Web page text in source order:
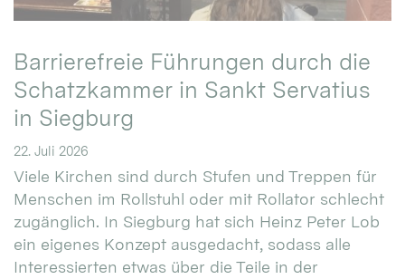
Barrierefreie Führungen durch die
Schatzkammer in Sankt Servatius
in Siegburg
22. Juli 2026
Viele Kirchen sind durch Stufen und Treppen für
Menschen im Rollstuhl oder mit Rollator schlecht
zugänglich. In Siegburg hat sich Heinz Peter Lob
ein eigenes Konzept ausgedacht, sodass alle
Interessierten etwas über die Teile in der